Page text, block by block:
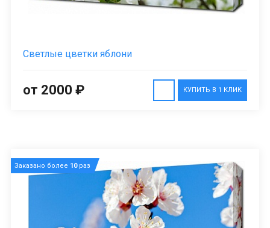
Светлые цветки яблони
КУПИТЬ В 1 КЛИК
от 2000 ₽
Заказано более 10раз